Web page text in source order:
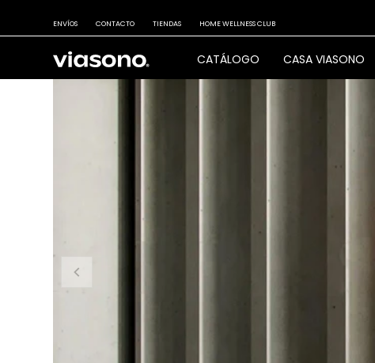
CATÁLOGO CASA VIASONO
ENVÍOS CONTACTO TIENDAS HOME WELLNESS CLUB